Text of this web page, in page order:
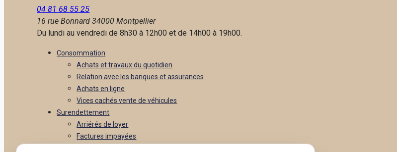
04 81 68 55 25
16 rue Bonnard 34000 Montpellier
Du lundi au vendredi de 8h30 à 12h00 et de 14h00 à 19h00.
Consommation
Achats et travaux du quotidien
Relation avec les banques et assurances
Achats en ligne
Vices cachés vente de véhicules
Surendettement
Arriérés de loyer
Factures impayées